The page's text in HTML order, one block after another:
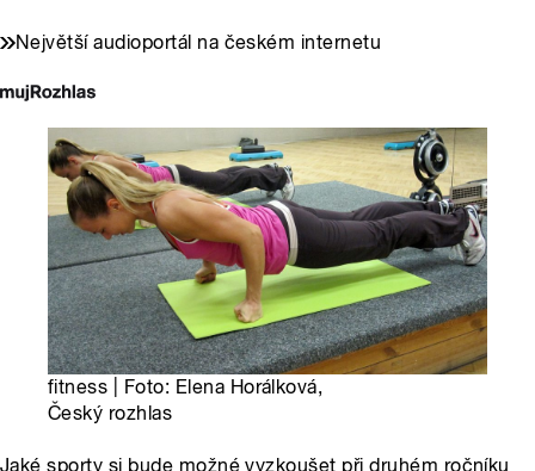
Největší audioportál na českém internetu
fitness | Foto: Elena Horálková,
Český rozhlas
Jaké sporty si bude možné vyzkoušet při druhém ročníku